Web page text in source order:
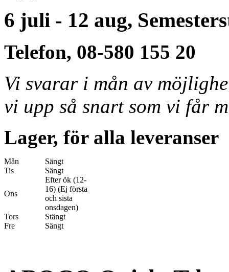
6 juli - 12 aug,
Telefon, 08-580 155 20
Vi svarar i mån av
vi upp så snart som vi får
Lager, för alla leveranser
Mån
Sängt
Tis
Sängt
Ons
Efter ök (12-
16) (Ej första
och sista
onsdagen)
Tors
Stängt
Fre
Sängt